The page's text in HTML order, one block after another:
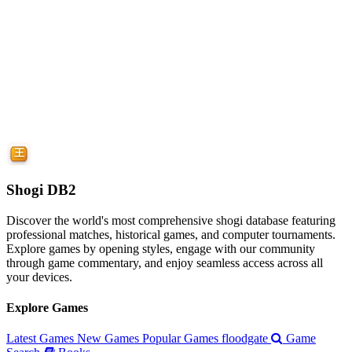
Shogi DB2
Discover the world's most comprehensive shogi database featuring
professional matches, historical games, and computer tournaments.
Explore games by opening styles, engage with our community
through game commentary, and enjoy seamless access across all
your devices.
Explore Games
Latest Games New Games Popular Games floodgate
Game